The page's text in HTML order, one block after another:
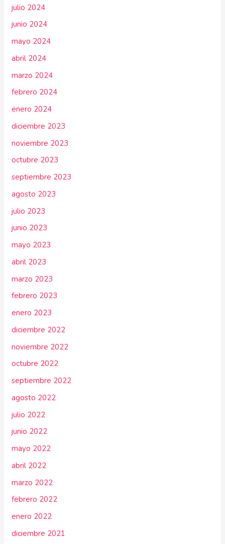
julio 2024
junio 2024
mayo 2024
abril 2024
marzo 2024
febrero 2024
enero 2024
diciembre 2023
noviembre 2023
octubre 2023
septiembre 2023
agosto 2023
julio 2023
junio 2023
mayo 2023
abril 2023
marzo 2023
febrero 2023
enero 2023
diciembre 2022
noviembre 2022
octubre 2022
septiembre 2022
agosto 2022
julio 2022
junio 2022
mayo 2022
abril 2022
marzo 2022
febrero 2022
enero 2022
diciembre 2021